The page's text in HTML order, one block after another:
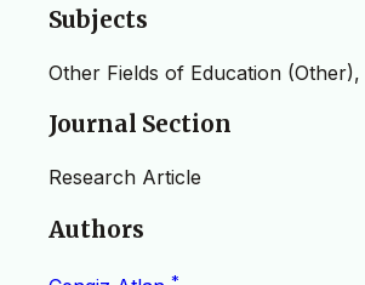
Subjects
Other Fields of Education
Journal Section
Research Article
Authors
*